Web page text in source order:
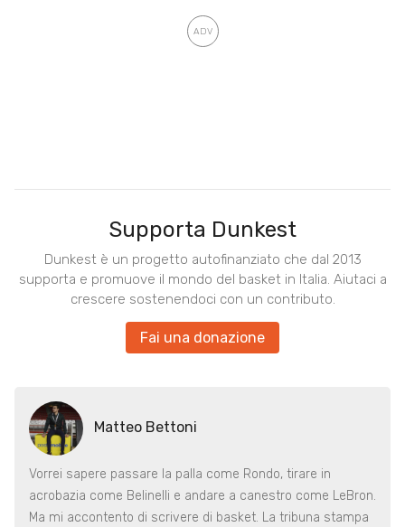
Supporta Dunkest
Dunkest è un progetto autofinanziato che dal 2013
supporta e promuove il mondo del basket in Italia. Aiutaci a
crescere sostenendoci con un contributo.
Fai una donazione
Matteo Bettoni
Vorrei sapere passare la palla come Rondo, tirare in
acrobazia come Belinelli e andare a canestro come LeBron.
Ma mi accontento di scrivere di basket. La tribuna stampa